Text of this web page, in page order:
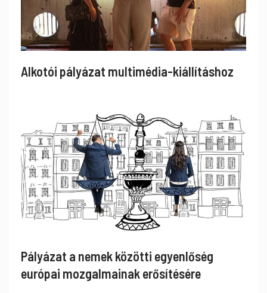
Alkotói pályázat multimédia-kiállításhoz
Pályázat a nemek közötti egyenlőség
európai mozgalmainak erősítésére